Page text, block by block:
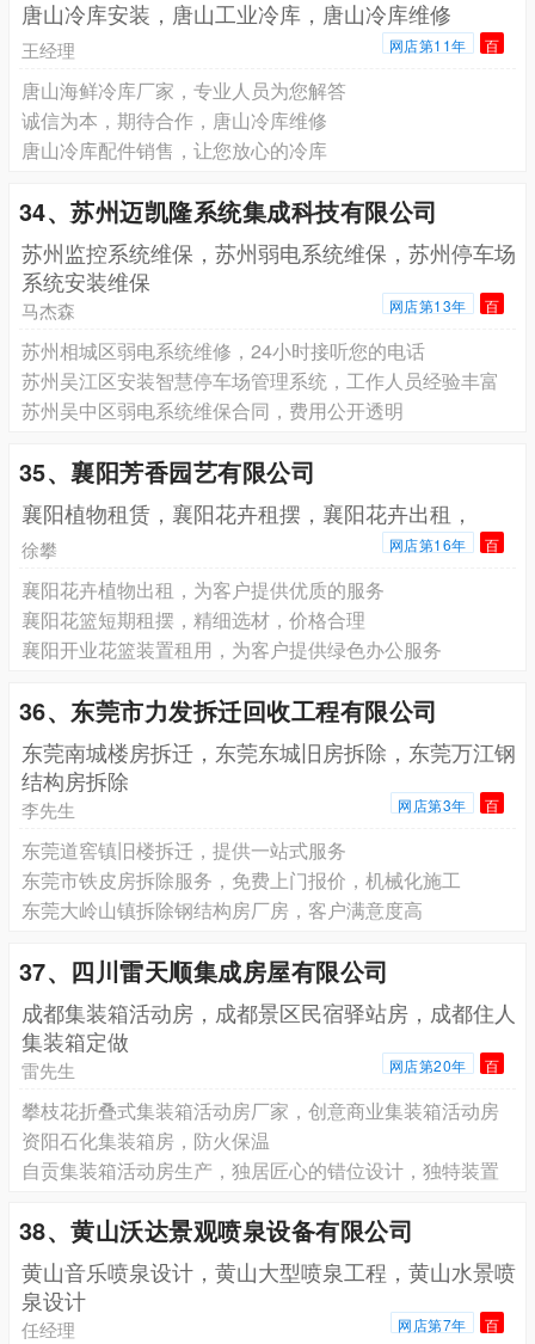
唐山冷库安装，唐山工业冷库，唐山冷库维修
王经理 网店第11年 百
唐山海鲜冷库厂家，专业人员为您解答
诚信为本，期待合作，唐山冷库维修
唐山冷库配件销售，让您放心的冷库
34、苏州迈凯隆系统集成科技有限公司
苏州监控系统维保，苏州弱电系统维保，苏州停车场
系统安装维保
马杰森 网店第13年 百
苏州相城区弱电系统维修，24小时接听您的电话
苏州吴江区安装智慧停车场管理系统，工作人员经验丰富
苏州吴中区弱电系统维保合同，费用公开透明
35、襄阳芳香园艺有限公司
襄阳植物租赁，襄阳花卉租摆，襄阳花卉出租，
徐攀 网店第16年 百
襄阳花卉植物出租，为客户提供优质的服务
襄阳花篮短期租摆，精细选材，价格合理
襄阳开业花篮装置租用，为客户提供绿色办公服务
36、东莞市力发拆迁回收工程有限公司
东莞南城楼房拆迁，东莞东城旧房拆除，东莞万江钢
结构房拆除
李先生 网店第3年 百
东莞道窖镇旧楼拆迁，提供一站式服务
东莞市铁皮房拆除服务，免费上门报价，机械化施工
东莞大岭山镇拆除钢结构房厂房，客户满意度高
37、四川雷天顺集成房屋有限公司
成都集装箱活动房，成都景区民宿驿站房，成都住人
集装箱定做
雷先生 网店第20年 百
攀枝花折叠式集装箱活动房厂家，创意商业集装箱活动房
资阳石化集装箱房，防火保温
自贡集装箱活动房生产，独居匠心的错位设计，独特装置
38、黄山沃达景观喷泉设备有限公司
黄山音乐喷泉设计，黄山大型喷泉工程，黄山水景喷
泉设计
任经理 网店第7年 百